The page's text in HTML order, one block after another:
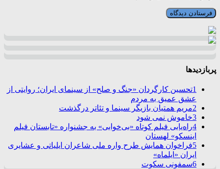
پربازدیدها
1تحسین کارگردان «جنگ و صلح» از سینمای ایران؛ روایتی از
عشق عمیق به مردم
2مریم همتیان بازیگر سینما و تئاتر درگذشت
3خاموش نمی شود
4راه‌یابی فیلم کوتاه «بی‌خوابی» به جشنواره «تابستان فیلم
اینسکو» لهستان
5فراخوان همایش طرح واره ملی شاعران ایلیاتی و عشایری
ایران «ایلماه»
6سمفونی سکوت